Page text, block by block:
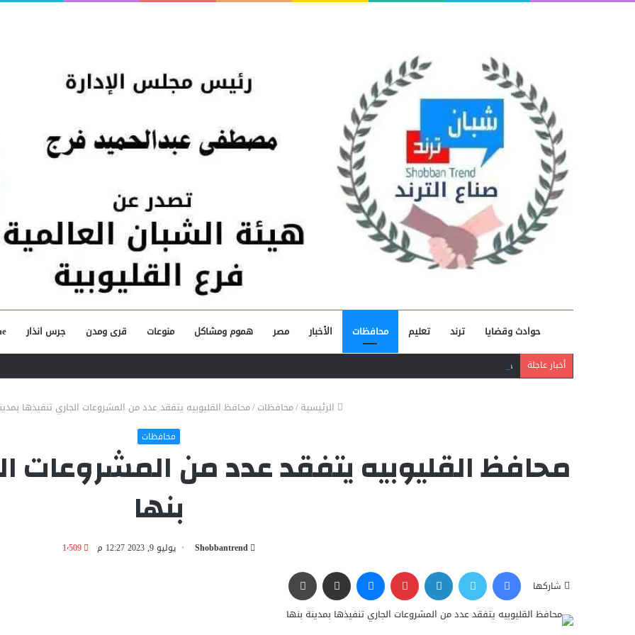
حوادث وقضايا ترند تعليم محافظات الأخبار مصر هموم ومشاكل منوعات قرى ومدن جرس انذار
أخبار عاجلة دافع عن بائعة فدفع حياته ثمنًا.. مصرع شاب برصاص آخر في الخصوص
الرئيسية/محافظات/محافظ القليوبيه يتفقد عدد من المشروعات الجاري تنفيذها
محافظات
محافظ القليوبيه يتفقد عدد من المشروعات
بنها
Shobbantrend يوليو 9, 2023 12:27 م 1٬509
شاركها